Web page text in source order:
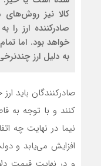
کالا نیز روش‌های
صادرکننده ارز را
خواهد بود. اما
به دلیل ارز
صادرکنندگان باید
کنند و با توجه به
نیما در نهایت چه
افزایش می‌یابد و